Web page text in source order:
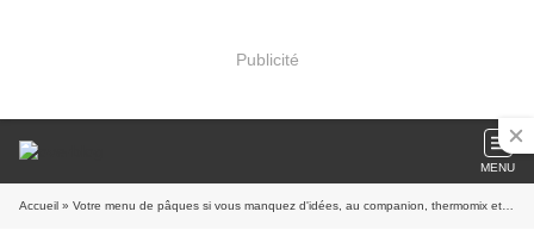
Publicité
MENU
Accueil » Votre menu de pâques si vous manquez d'idées, au companion, thermomix et sans robot